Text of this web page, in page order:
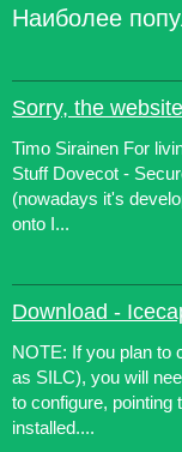
Наиболее
Sorry, the
Timo Sirainen For
Stuff Dovecot -
(nowadays it's
onto I...
Download -
NOTE: If you plan to
as SILC), you will
to configure, pointing
installed....